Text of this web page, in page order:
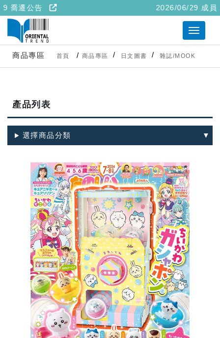
喬遷公告 2026/06/29 成員
商品專區 首頁 商品專區 日文圖書 雜誌/MOOK
產品列表
選擇商品分類